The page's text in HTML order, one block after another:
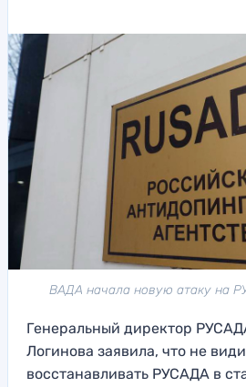
ВАДА начала новую атаку на
Генеральный директор
Логинова заявила, что не
восстанавливать РУСАДА в